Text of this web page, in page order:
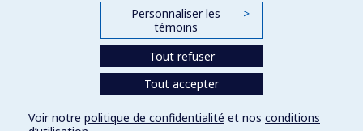
ACCESSIBLE UNIQUEMENT À L’ÉQUIPE
DE RECHERCHE
Personnaliser les
témoins
>
Tout refuser
Tout accepter
Voir notre politique de confidentialité et nos conditions